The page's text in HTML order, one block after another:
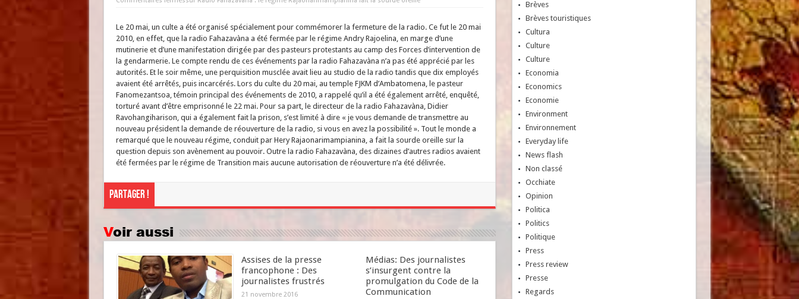
Le 20 mai, un culte a été organisé spécialement pour commémorer la fermeture de la radio. Ce fut le 20 mai
2010, en effet, que la radio Fahazavàna a été fermée par le régime Andry Rajoelina, en marge d’une
mutinerie et d’une manifestation dirigée par des pasteurs protestants au camp des Forces d’intervention de
la gendarmerie. Le compte rendu de ces événements par la radio Fahazavàna n’a pas été apprécié par les
autorités. Et le soir même, une perquisition musclée avait lieu au studio de la radio tandis que dix employés
avaient été arrêtés, puis incarcérés. Lors du culte du 20 mai, au temple FJKM d’Ambatomena, le pasteur
Fanomezantsoa, témoin principal des événements de 2010, a rappelé qu’il a été également arrêté, enquêté,
torturé avant d’être emprisonné le 22 mai. Pour sa part, le directeur de la radio Fahazavàna, Didier
Ravohangiharison, qui a également fait la prison, s’est limité à dire « je vous demande de transmettre au
nouveau président la demande de réouverture de la radio, si vous en avez la possibilité ». Tout le monde a
remarqué que le nouveau régime, conduit par Hery Rajaonarimampianina, a fait la sourde oreille sur la
question depuis son avènement au pouvoir. Outre la radio Fahazavàna, des dizaines d’autres radios avaient
été fermées par le régime de Transition mais aucune autorisation de réouverture n’a été délivrée.
Partager !
Voir aussi
Assises de la presse
francophone : Des
journalistes frustrés
21 novembre 2016
Médias: Des journalistes
s’insurgent contre la
promulgation du Code de la
Communication
Brèves
Brèves touristiques
Cultura
Culture
Culture
Economia
Economics
Economie
Environment
Environnement
Everyday life
News flash
Non classé
Occhiate
Opinion
Politica
Politics
Politique
Press
Press review
Presse
Regards